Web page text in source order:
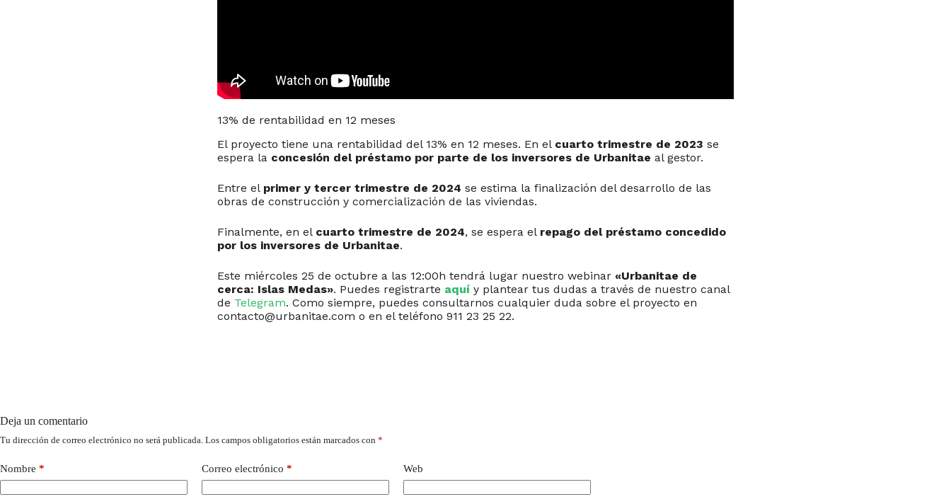
13% de rentabilidad en 12 meses
El proyecto tiene una rentabilidad del 13% en 12 meses. En el cuarto trimestre de 2023 se
espera la concesión del préstamo por parte de los inversores de Urbanitae al gestor.
Entre el primer y tercer trimestre de 2024 se estima la finalización del desarrollo de las
obras de construcción y comercialización de las viviendas.
Finalmente, en el cuarto trimestre de 2024, se espera el repago del préstamo concedido
por los inversores de Urbanitae.
Este miércoles 25 de octubre a las 12:00h tendrá lugar nuestro webinar «Urbanitae de
cerca: Islas Medas». Puedes registrarte aquí y plantear tus dudas a través de nuestro canal
de Telegram. Como siempre, puedes consultarnos cualquier duda sobre el proyecto en
contacto@urbanitae.com o en el teléfono 911 23 25 22.
Deja un comentario
Tu dirección de correo electrónico no será publicada. Los campos obligatorios están marcados con *
Nombre * Correo electrónico * Web